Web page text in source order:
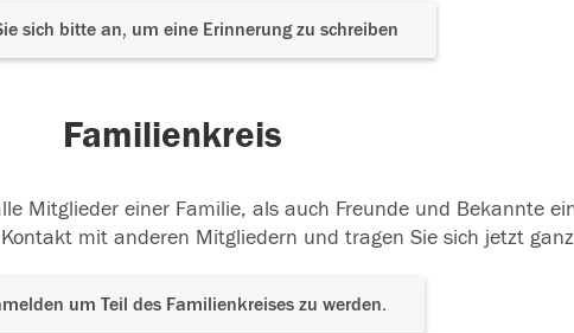
sich bitte an, um eine Erinnerung zu schreiben
Familienkreis
Mitglieder einer Familie, als auch Freunde und Bekannte
mit anderen Mitgliedern und tragen Sie sich jetzt
um Teil des Familienkreises zu werden.